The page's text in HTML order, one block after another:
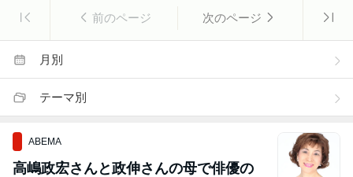
前のページ 次のページ
月別
テーマ別
ABEMA
高嶋政宏さんと政伸さんの母で俳優の